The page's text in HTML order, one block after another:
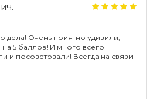
дела! Очень приятно удивили,
5 баллов! И много всего
и посоветовали! Всегда на связи